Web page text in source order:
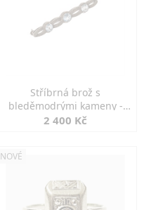
Stříbrná brož s
bleděmodrými kameny -
jemná elegance
2 400 Kč
NOVÉ